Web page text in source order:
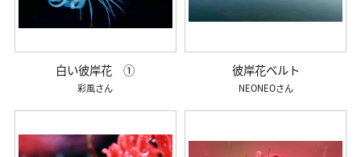
白い彼岸花 ①
彩風
彼岸花ベルト
NEONEO